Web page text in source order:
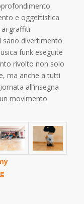
e oggettistica
graffiti.
sano divertimento
funk eseguite
rivolto non solo
ma anche a tutti
all’insegna
movimento